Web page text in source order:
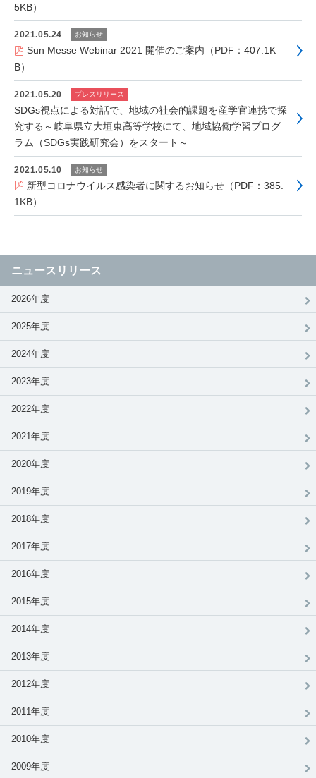
5KB）
2021.05.24 お知らせ
Sun Messe Webinar 2021 開催のご案内（PDF：407.1K
B）
2021.05.20 プレスリリース
SDGs視点による対話で、地域の社会的課題を産学官連携で探
究する～岐阜県立大垣東高等学校にて、地域協働学習プログ
ラム（SDGs実践研究会）をスタート～
2021.05.10 お知らせ
新型コロナウイルス感染者に関するお知らせ（PDF：385.
1KB）
ニュースリリース
2026年度
2025年度
2024年度
2023年度
2022年度
2021年度
2020年度
2019年度
2018年度
2017年度
2016年度
2015年度
2014年度
2013年度
2012年度
2011年度
2010年度
2009年度